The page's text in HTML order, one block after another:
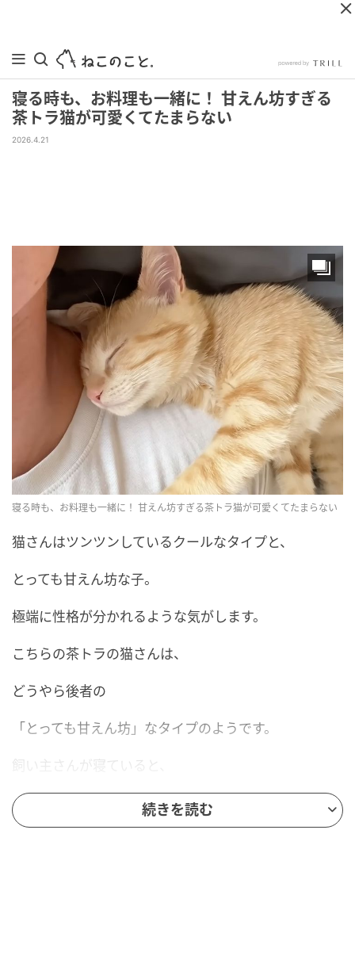
寝る時も、お料理も一緒に！ 甘えん坊すぎる
茶トラ猫が可愛くてたまらない
2026.4.21
寝る時も、お料理も一緒に！ 甘えん坊すぎる茶トラ猫が可愛くてたまらない
猫さんはツンツンしているクールなタイプと、
とっても甘えん坊な子。
極端に性格が分かれるような気がします。
こちらの茶トラの猫さんは、
どうやら後者の
「とっても甘えん坊」なタイプのようです。
飼い主さんが寝ていると、
できるだけ顔をくっつけて一緒にスヤスヤ。
続きを読む